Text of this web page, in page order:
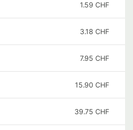
1.59 CHF
3.18 CHF
7.95 CHF
15.90 CHF
39.75 CHF